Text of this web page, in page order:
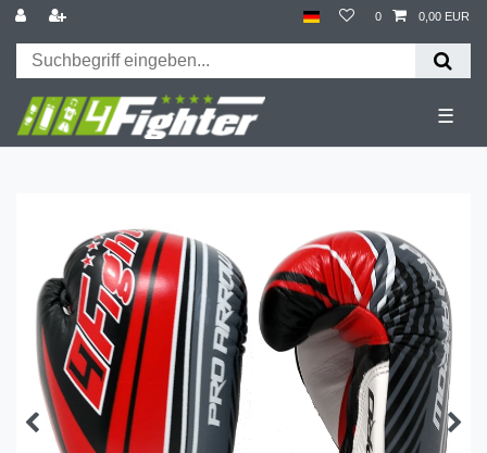
0 0,00 EUR
☰